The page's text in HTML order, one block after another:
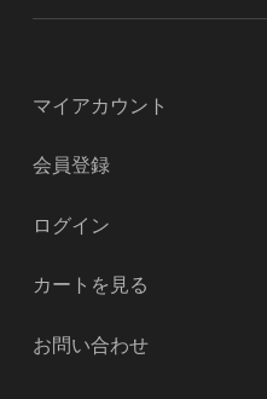
マイアカウント
会員登録
ログイン
カートを見る
お問い合わせ